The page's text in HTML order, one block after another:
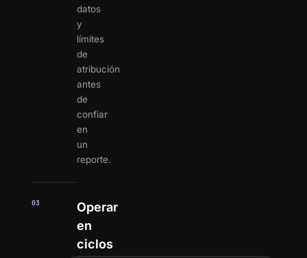
datos
y
límites
de
atribución
antes
de
confiar
en
un
reporte.
03
Operar
en
ciclos